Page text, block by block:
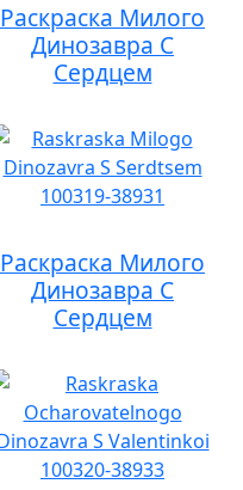
Раскраска Милого
Динозавра С
Сердцем
Раскраска Милого
Динозавра С
Сердцем